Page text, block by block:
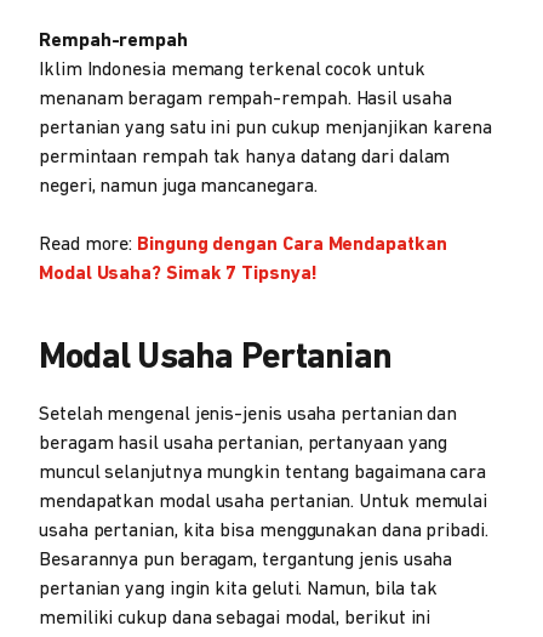
Rempah-rempah
Iklim Indonesia memang terkenal cocok untuk
menanam beragam rempah-rempah. Hasil usaha
pertanian yang satu ini pun cukup menjanjikan karena
permintaan rempah tak hanya datang dari dalam
negeri, namun juga mancanegara.
Read more: Bingung dengan Cara Mendapatkan
Modal Usaha? Simak 7 Tipsnya!
Modal Usaha Pertanian
Setelah mengenal jenis-jenis usaha pertanian dan
beragam hasil usaha pertanian, pertanyaan yang
muncul selanjutnya mungkin tentang bagaimana cara
mendapatkan modal usaha pertanian. Untuk memulai
usaha pertanian, kita bisa menggunakan dana pribadi.
Besarannya pun beragam, tergantung jenis usaha
pertanian yang ingin kita geluti. Namun, bila tak
memiliki cukup dana sebagai modal, berikut ini